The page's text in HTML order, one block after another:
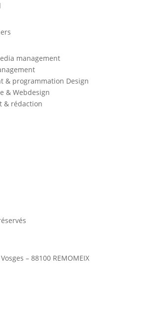
management
& programmation Design
& Webdesign
& rédaction
– 88100 REMOMEIX